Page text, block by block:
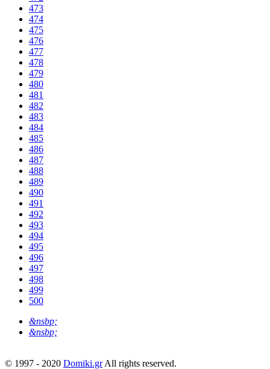
473
474
475
476
477
478
479
480
481
482
483
484
485
486
487
488
489
490
491
492
493
494
495
496
497
498
499
500
&nsbp;
&nsbp;
© 1997 - 2020 Domiki.grAll rights reserved.